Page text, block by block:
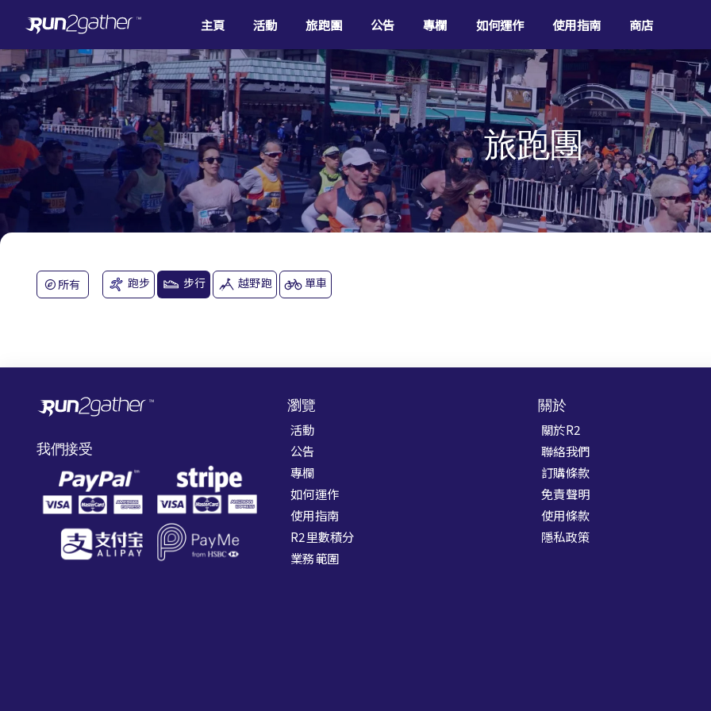
主頁 活動 旅跑團 公告 專欄 如何運作 使用指南 商店
旅跑團
所有 跑步 步行 越野跑 單車
我們接受
瀏覽
活動
公告
專欄
如何運作
使用指南
R2里數積分
業務範圍
關於
關於R2
聯絡我們
訂購條款
免責聲明
使用條款
隱私政策